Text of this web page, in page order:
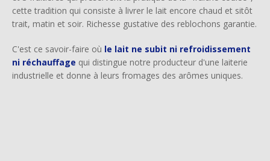
cette tradition qui consiste à livrer le lait encore chaud et sitôt
trait, matin et soir. Richesse gustative des reblochons garantie.
C'est ce savoir-faire où le lait ne subit ni refroidissement
ni réchauffage qui distingue notre producteur d'une laiterie
industrielle et donne à leurs fromages des arômes uniques.